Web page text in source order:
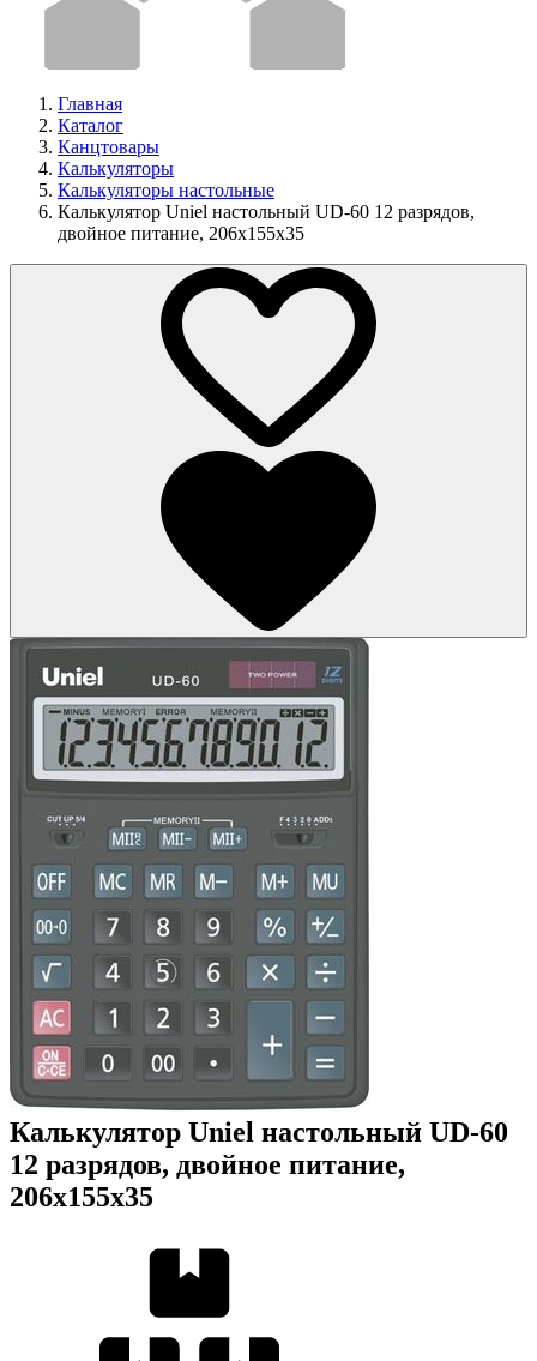
Главная
Каталог
Канцтовары
Калькуляторы
Калькуляторы настольные
Калькулятор Uniel настольный UD-60 12 разрядов,
двойное питание, 206х155х35
Калькулятор Uniel настольный UD-60
12 разрядов, двойное питание,
206х155х35